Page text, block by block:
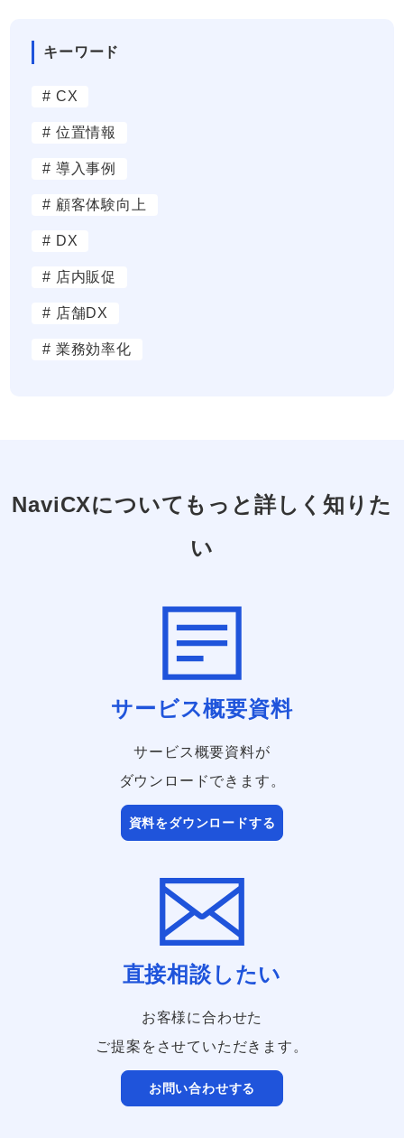
キーワード
# CX
# 位置情報
# 導入事例
# 顧客体験向上
# DX
# 店内販促
# 店舗DX
# 業務効率化
NaviCXについてもっと詳しく知りた
い
サービス概要資料
サービス概要資料が
ダウンロードできます。
資料をダウンロードする
直接相談したい
お客様に合わせた
ご提案をさせていただきます。
お問い合わせする